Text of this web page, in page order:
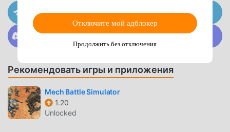
радостью, которую приносит сама игра. moddroid
обещает, что любой мод pixelmagician не будет взимать
плату с игроков, и он на 100% безопасен, доступен и
бесплатен для установки. Просто скачайте клиент
moddroid, вы можете загрузить и установить
pixelmagician 1.0.98 одним щелчком мыши. Чего же вы
ждете, скачайте moddroid и играйте!
УНИКАЛЬНЫЙ ИГРОВОЙ ПРОЦЕСС
Присоединяйтесь к @MODDROID.CO в сообществе
Discord
Рекомендовать игры и приложения
Mech Battle Simulator
1.20
Unlocked
Отключите мой адблокер
Продолжить без отключения